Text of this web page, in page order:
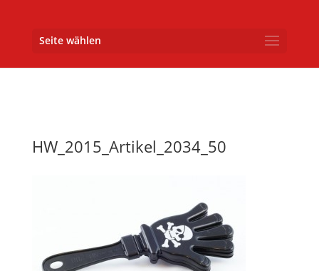
Seite wählen
HW_2015_Artikel_2034_50